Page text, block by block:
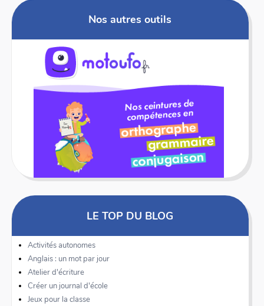
Nos autres outils
LE TOP DU BLOG
Activités autonomes
Anglais : un mot par jour
Atelier d'écriture
Créer un journal d'école
Jeux pour la classe